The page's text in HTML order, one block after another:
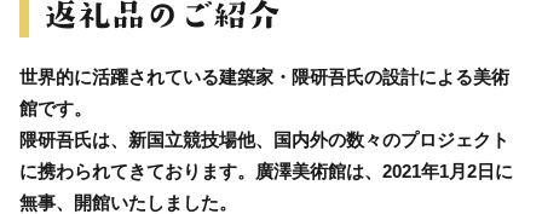
世界的に活躍されている建築家・隈研吾氏の設計による美術
館です。
隈研吾氏は、新国立競技場他、国内外の数々のプロジェクト
に携わられてきております。廣澤美術館は、2021年1月2日に
無事、開館いたしました。